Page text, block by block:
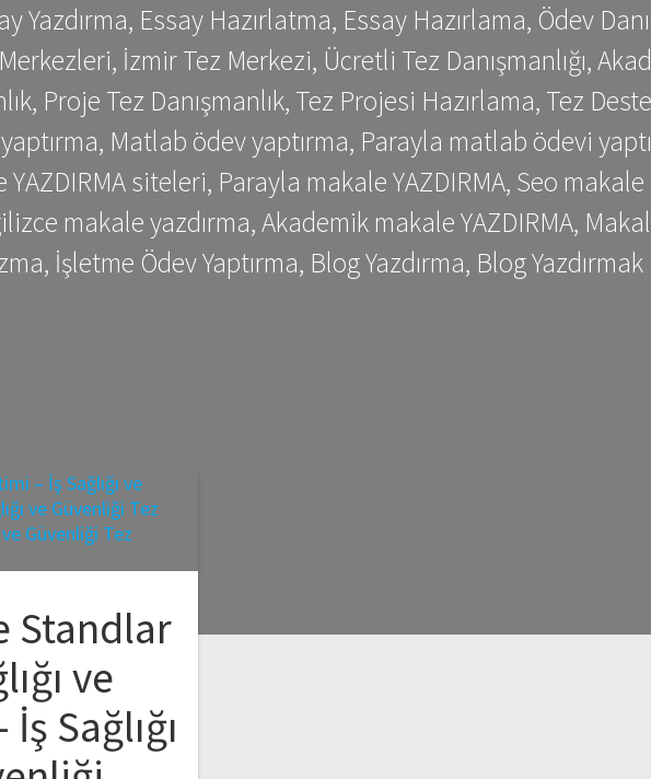
Yazdırma, Essay Hazırlatma, Essay Hazırlama, Ödev
İzmir Tez Merkezi, Ücretli Tez Danışmanlığı,
Proje Tez Danışmanlık, Tez Projesi Hazırlama, Tez
Matlab ödev yaptırma, Parayla matlab ödevi
siteleri, Parayla makale YAZDIRMA, Seo makale
makale yazdırma, Akademik makale YAZDIRMA,
İşletme Ödev Yaptırma, Blog Yazdırma, Blog
Standlar
ve
Sağlığı